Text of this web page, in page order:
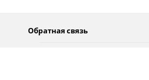
Обратная связь